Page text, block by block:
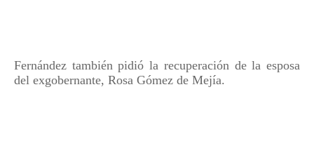
Fernández también pidió la recuperación de la esposa
del exgobernante, Rosa Gómez de Mejía.